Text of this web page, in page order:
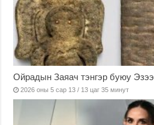
Ойрадын Заяач тэнгэр буюу Эзээ
2026 оны 5 сар 13 / 13 цаг 35 минут